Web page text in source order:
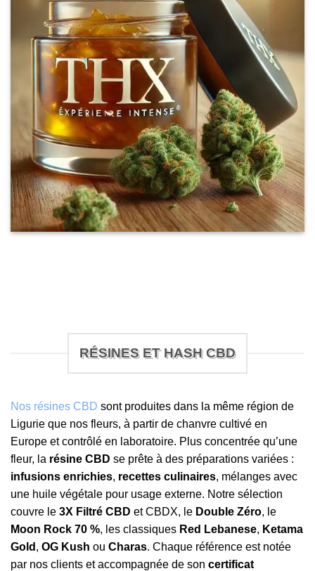
RÉSINES ET HASH CBD
Nos résines CBD sont produites dans la même région de
Ligurie que nos fleurs, à partir de chanvre cultivé en
Europe et contrôlé en laboratoire. Plus concentrée qu’une
fleur, la résine CBD se prête à des préparations variées :
infusions enrichies, recettes culinaires, mélanges avec
une huile végétale pour usage externe. Notre sélection
couvre le 3X Filtré CBD et CBDX, le Double Zéro, le
Moon Rock 70 %, les classiques Red Lebanese, Ketama
Gold , OG Kush ou Charas. Chaque référence est notée
par nos clients et accompagnée de son certificat